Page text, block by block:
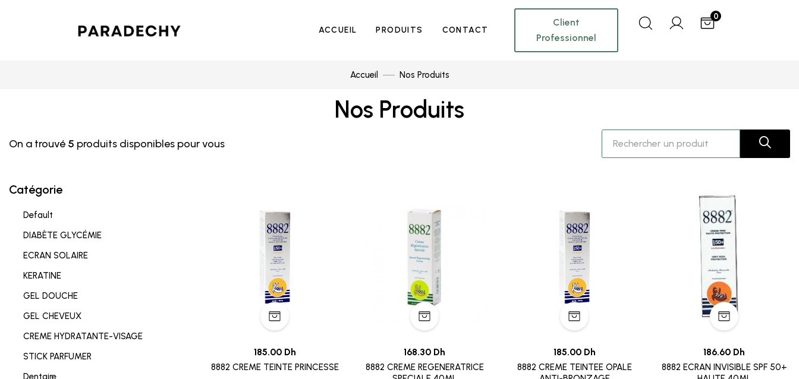
ACCUEIL PRODUITS CONTACT
Client
Professionnel
0
Accueil Nos Produits
Nos Produits
On a trouvé 5 produits disponibles pour vous
185.00 Dh
8882 CREME TEINTE PRINCESSE
168.30 Dh
8882 CREME REGENERATRICE
185.00 Dh
8882 CREME TEINTEE OPALE
186.60 Dh
8882 ECRAN INVISIBLE SPF 50+
Catégorie
Default
DIABÈTE GLYCÉMIE
ECRAN SOLAIRE
KERATINE
GEL DOUCHE
GEL CHEVEUX
CREME HYDRATANTE-VISAGE
STICK PARFUMER
Dentaire